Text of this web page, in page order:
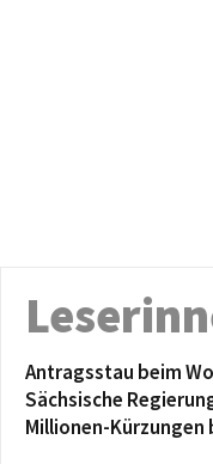
Antragsstau beim
Sächsische
Millionen-Kürzungen